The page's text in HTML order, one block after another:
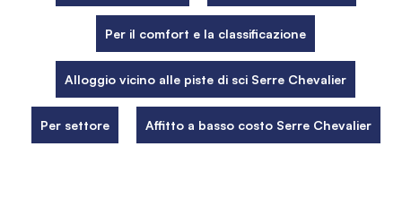
Per il comfort e la classificazione
Alloggio vicino alle piste di sci Serre Chevalier
Per settore Affitto a basso costo Serre Chevalier